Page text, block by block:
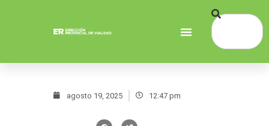
agosto 19, 2025 12:47 pm